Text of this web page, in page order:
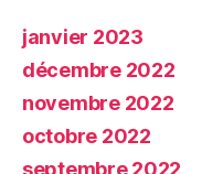
janvier 2023
décembre 2022
novembre 2022
octobre 2022
septembre 2022